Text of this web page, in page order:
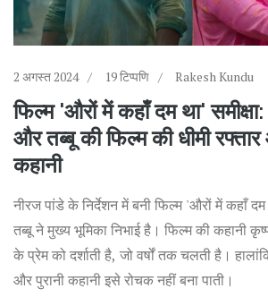
2 अगस्त 2024 19 टिप्पणि Rakesh Kundu
फिल्म 'औरों में कहाँ दम था'
और तब्बू की फिल्म की धीमी रफ्तार
कहानी
नीरज पांडे के निर्देशन में बनी फिल्म 'औरों में कहाँ
तब्बू ने मुख्य भूमिका निभाई है। फिल्म की कहानी
के प्रेम को दर्शाती है, जो वर्षों तक चलती है।
और पुरानी कहानी इसे रोचक नहीं बना पाती।